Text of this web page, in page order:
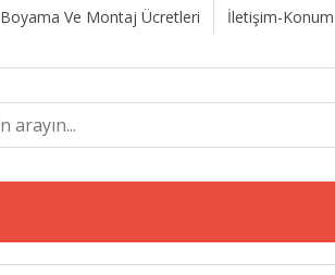
Boyama Ve Montaj Ücretleri
İletişim-